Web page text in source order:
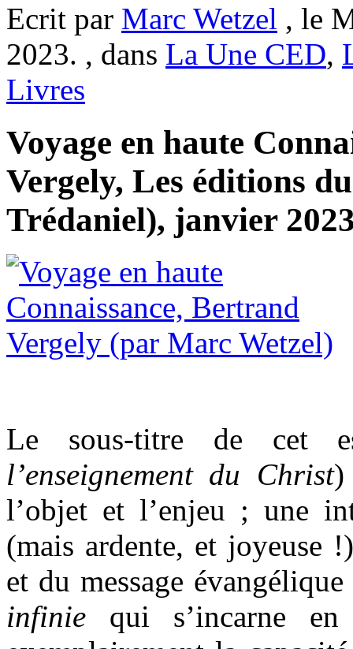
Ecrit par Marc Wetzel , le
2023. , dans La Une CED,
Livres
Voyage en haute
Vergely, Les éditions
Trédaniel), janvier
Le sous-titre de cet
l’enseignement du Christ)
l’objet et l’enjeu ; une
(mais ardente, et joyeuse
et du message
infinie qui s’incarne